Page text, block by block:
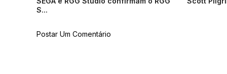
S...
Postar Um Comentário